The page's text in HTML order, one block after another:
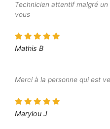
Technicien attentif malgré
vous
Mathis B
Merci à la personne qui est
Marylou J